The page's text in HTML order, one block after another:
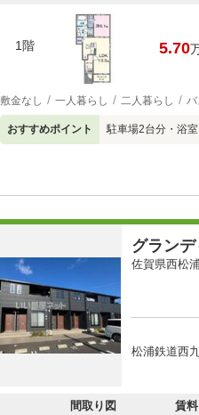
1階 5.70
敷金なし 一人暮らし 二人暮らし バ
おすすめポイント 駐車場2台分・浴
グラン
佐賀県西松
松浦鉄道西
間取り図 賃料